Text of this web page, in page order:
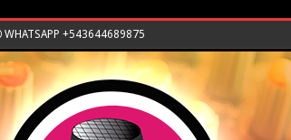
WHATSAPP +543644689875